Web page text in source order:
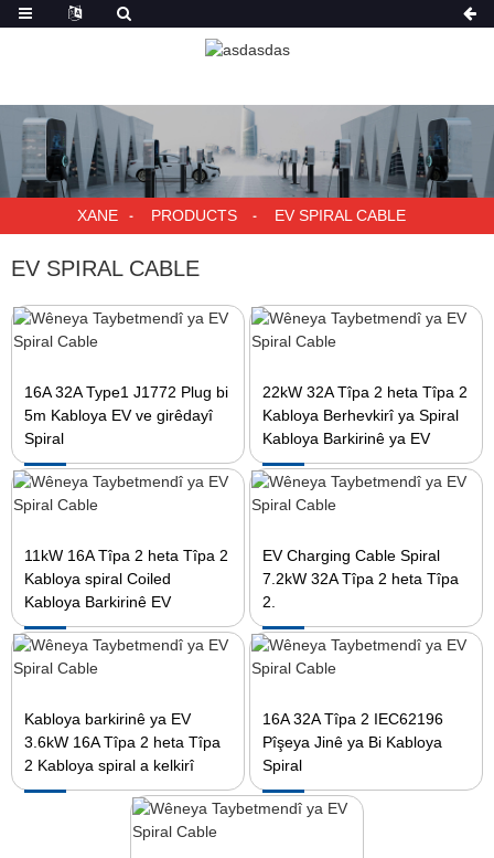
XANE PRODUCTS EV SPIRAL CABLE
EV SPIRAL CABLE
16A 32A Type1 J1772 Plug bi
5m Kabloya EV ve girêdayî
Spiral
22kW 32A Tîpa 2 heta Tîpa 2
Kabloya Berhevkirî ya Spiral
Kabloya Barkirinê ya EV
11kW 16A Tîpa 2 heta Tîpa 2
Kabloya spiral Coiled
Kabloya Barkirinê EV
EV Charging Cable Spiral
7.2kW 32A Tîpa 2 heta Tîpa
2.
Kabloya barkirinê ya EV
3.6kW 16A Tîpa 2 heta Tîpa
2 Kabloya spiral a kelkirî
16A 32A Tîpa 2 IEC62196
Pîşeya Jinê ya Bi Kabloya
Spiral